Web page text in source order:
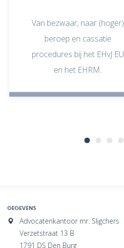
Van bezwaar, naar (hoger)
beroep en cassatie
procedures bij het EHvJ EU
en het EHRM.
GEGEVENS
Advocatenkantoor mr. Sligchers
Verzetstraat 13 B
1791 DS Den Burg